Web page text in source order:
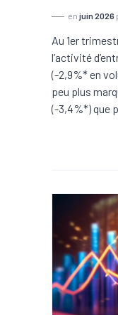
en juin 2026
Au 1er
l’activité
(-2,9%* en
peu plus
(-3,4%*) que